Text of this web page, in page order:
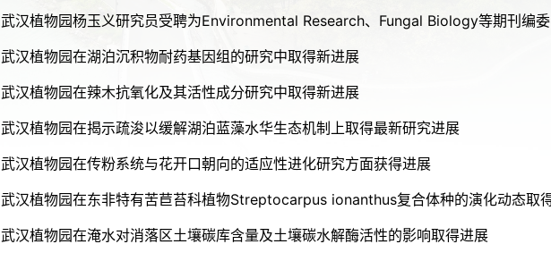
武汉植物园杨玉义研究员受聘为Environmental Research、Fungal Biology等期刊编委
武汉植物园在湖泊沉积物耐药基因组的研究中取得新进展
武汉植物园在辣木抗氧化及其活性成分研究中取得新进展
武汉植物园在揭示疏浚以缓解湖泊蓝藻水华生态机制上取得最新研究进展
武汉植物园在传粉系统与花开口朝向的适应性进化研究方面获得进展
武汉植物园在淹水对消落区土壤碳库含量及土壤碳水解酶活性的影响取得进展